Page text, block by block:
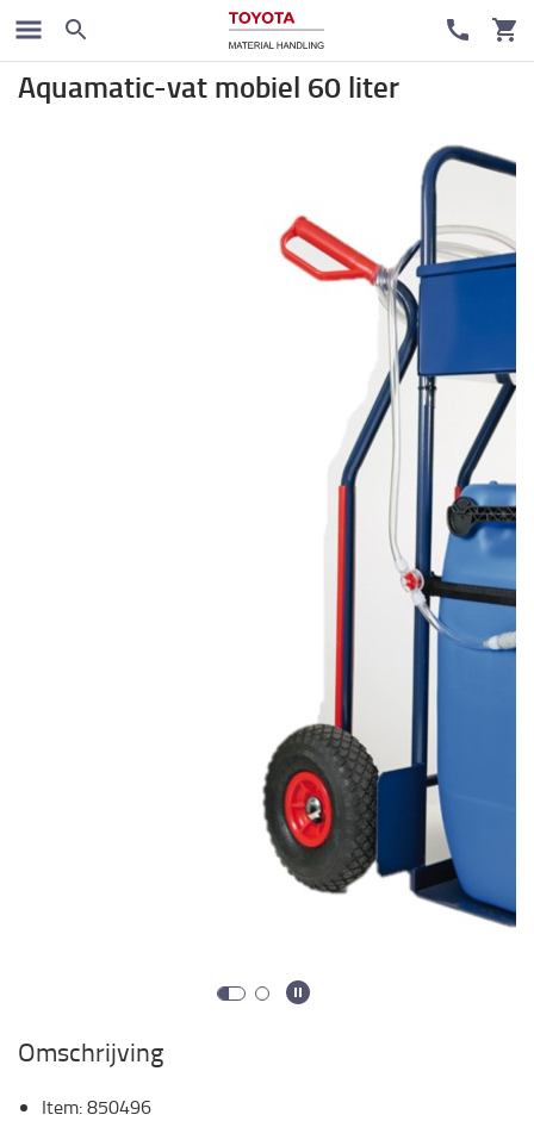
Batterij en Electronica
Aquamatic-vat mobiel 60 liter
Omschrijving
Item:850496